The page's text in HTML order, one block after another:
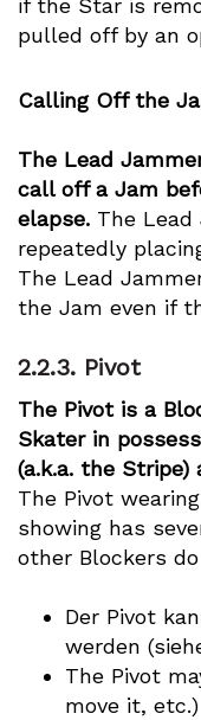
if the Star is
pulled off by an
Calling Off the
The Lead
call off a Jam
elapse. The
repeatedly
The Lead
the Jam even if
2.2.3. Pivot
The Pivot is a
Skater in
(a.k.a. the
The Pivot
showing has
other Blockers
Der Pivot
werden
The Pivot
move it, etc.)